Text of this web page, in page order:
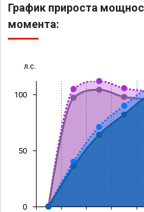
График прироста
момента:
л.с.
0
50
100